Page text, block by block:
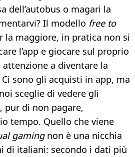
dell’autobus o magari la
Il modello free to
la maggiore, in pratica non si
l’app e giocare sul proprio
a diventare la
sono gli acquisti in app, ma
sceglie di vedere gli
di non pagare,
tempo. Quello che viene
gamingnon è una nicchia
di italiani: secondo i dati più